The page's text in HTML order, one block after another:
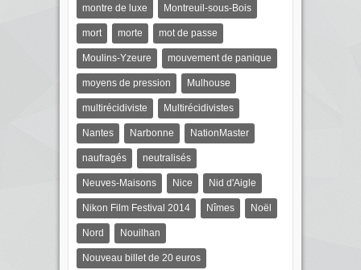
montre de luxe Montreuil-sous-Bois
mort morte mot de passe
Moulins-Yzeure mouvement de panique
moyens de pression Mulhouse
multirécidiviste Multirécidivistes
Nantes Narbonne NationMaster
naufragés neutralisés
Neuves-Maisons Nice Nid d'Aigle
Nikon Film Festival 2014 Nîmes Noël
Nord Nouilhan
Nouveau billet de 20 euros